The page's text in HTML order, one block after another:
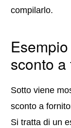
compilarlo.
sconto
Sotto viene
sconto a
Si tratta di un